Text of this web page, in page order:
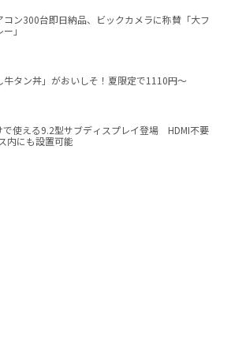
コン300台即日納品、ビックカメラに称賛「大フ
」
牛タン丼」がおいしそ！夏限定で1110円～
で使える9.2型サブディスプレイ登場 HDMI不要
内にも設置可能